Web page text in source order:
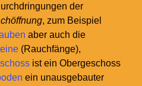
der
, zum Beispiel
aber auch die
(Rauchfänge),
ist ein Obergeschoss
ein unausgebauter